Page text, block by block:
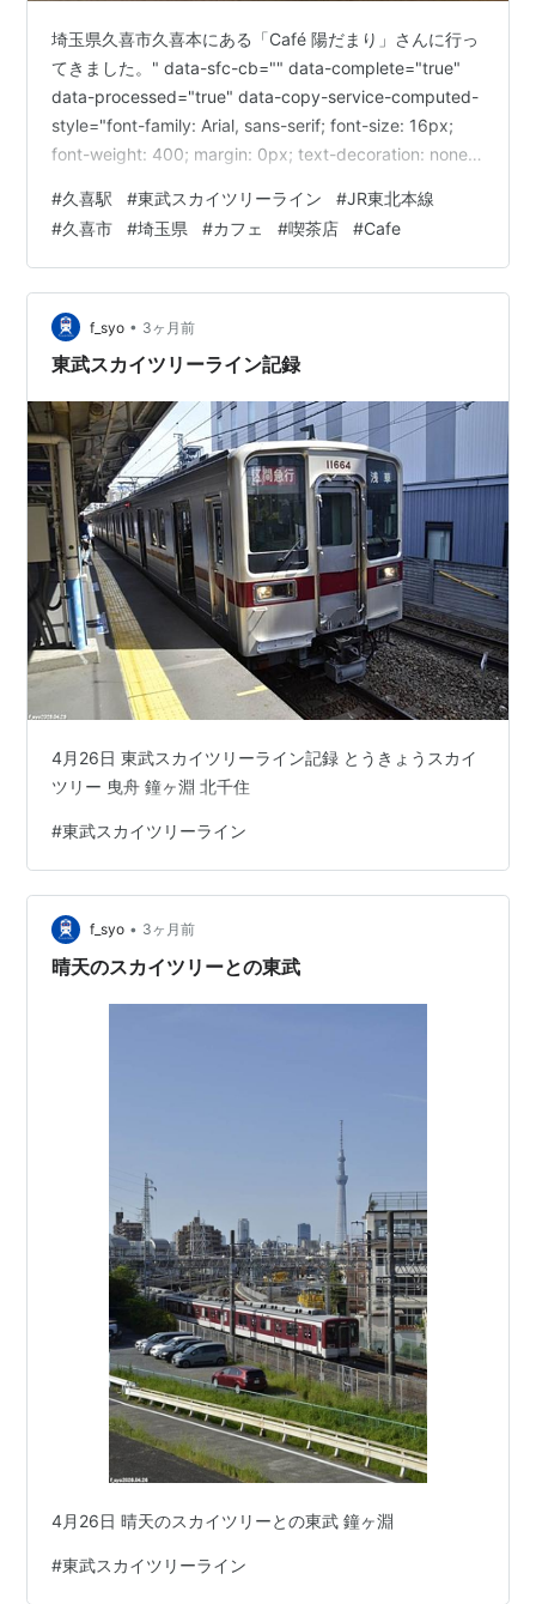
埼玉県久喜市久喜本にある「Café 陽だまり」さんに行っ
てきました。" data-sfc-cb="" data-complete="true"
data-processed="true" data-copy-service-computed-
style="font-family: Arial, sans-serif; font-size: 16px;
font-weight: 400; margin: 0px; text-decoration: none;
開店直後を狙って、お得なモーニングセットをいた…
#久喜駅 #東武スカイツリーライン #JR東北本線
#久喜市 #埼玉県 #カフェ #喫茶店 #Cafe
f_syo • 3ヶ月前
東武スカイツリーライン記録
4月26日 東武スカイツリーライン記録 とうきょうスカイ
ツリー 曳舟 鐘ヶ淵 北千住
#東武スカイツリーライン
f_syo • 3ヶ月前
晴天のスカイツリーとの東武
4月26日 晴天のスカイツリーとの東武 鐘ヶ淵
#東武スカイツリーライン